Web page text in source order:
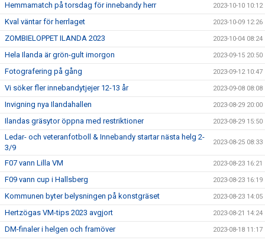
Hemmamatch på torsdag för innebandy herr 2023-10-10 10:12
Kval väntar för herrlaget 2023-10-09 12:26
ZOMBIELOPPET ILANDA 2023 2023-10-04 08:24
Hela Ilanda är grön-gult imorgon 2023-09-15 20:50
Fotografering på gång 2023-09-12 10:47
Vi söker fler innebandytjejer 12-13 år 2023-09-08 08:08
Invigning nya Ilandahallen 2023-08-29 20:00
Ilandas gräsytor öppna med restriktioner 2023-08-29 15:50
Ledar- och veteranfotboll & Innebandy startar nästa helg 2-
3/9
2023-08-25 08:33
F07 vann Lilla VM 2023-08-23 16:21
F09 vann cup i Hallsberg 2023-08-23 16:19
Kommunen byter belysningen på konstgräset 2023-08-23 14:05
Hertzögas VM-tips 2023 avgjort 2023-08-21 14:24
DM-finaler i helgen och framöver 2023-08-18 11:17